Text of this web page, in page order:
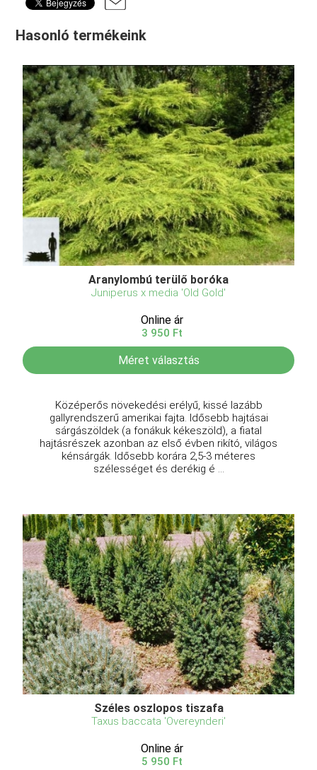
Hasonló termékeink
Aranylombú terülő boróka
Juniperus x media 'Old Gold'
Online ár
3 950 Ft
Méret választás
Középerős növekedési erélyű, kissé lazább
gallyrendszerű amerikai fajta. Idősebb hajtásai
sárgászöldek (a fonákuk kékeszöld), a fiatal
hajtásrészek azonban az első évben rikító, világos
kénsárgák. Idősebb korára 2,5-3 méteres
szélességet és derékig é ...
Széles oszlopos tiszafa
Taxus baccata 'Overeynderi'
Online ár
5 950 Ft